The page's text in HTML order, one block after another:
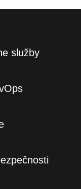
služby